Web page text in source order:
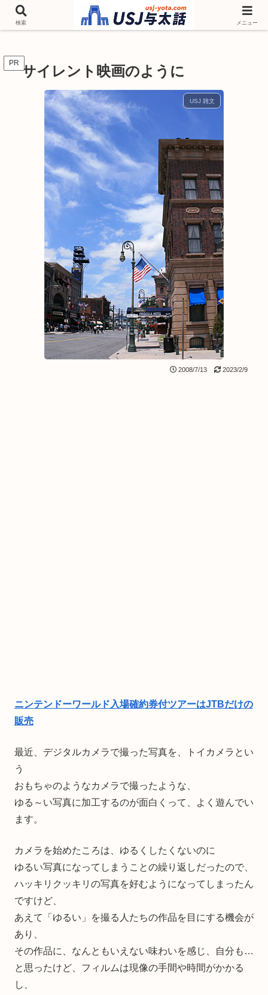
チケットやシーズンイベント ニンテンドーワールド アトラクションなどユニ
バを歩いて情報収集しています
PR サイレント映画のように
USJ 雑文
2008/7/13 2023/2/9
ニンテンドーワールド入場確約券付ツアーはJTBだけの
販売
最近、デジタルカメラで撮った写真を、トイカメラとい
う
おもちゃのようなカメラで撮ったような、
ゆる～い写真に加工するのが面白くって、よく遊んでい
ます。
カメラを始めたころは、ゆるくしたくないのに
ゆるい写真になってしまうことの繰り返しだったので、
ハッキリクッキリの写真を好むようになってしまったん
ですけど、
あえて「ゆるい」を撮る人たちの作品を目にする機会が
あり、
その作品に、なんともいえない味わいを感じ、自分も…
と思ったけど、フィルムは現像の手間や時間がかかる
し、
検索 メニュー